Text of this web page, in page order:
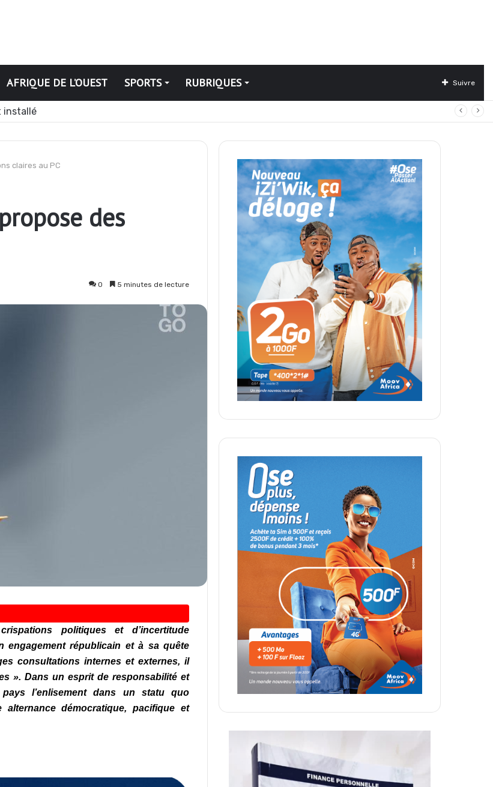
AFRIQUE DE L’OUEST SPORTS RUBRIQUES Suivre
installé
claires au PC
des
0 5 minutes de lecture
politiques et d’incertitude
engagement républicain et à sa quête
consultations internes et externes, il
». Dans un esprit de responsabilité et
l’enlisement dans un statu quo
démocratique, pacifique et